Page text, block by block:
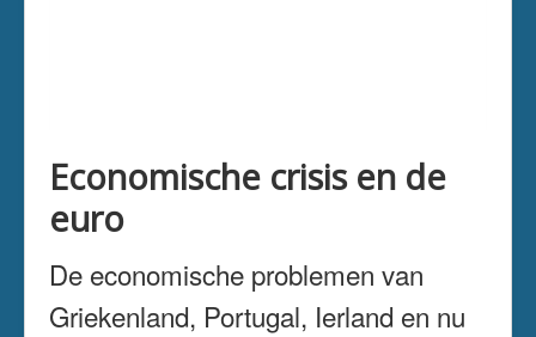
Economische crisis en de
euro
De economische problemen van
Griekenland, Portugal, Ierland en nu